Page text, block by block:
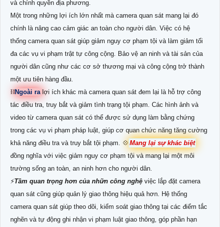
và chính quyền địa phương.
Một trong những lợi ích lớn nhất mà camera quan sát mang lại đó
chính là nâng cao cảm giác an toàn cho người dân. Việc có hệ
thống camera quan sát giúp giảm nguy cơ phạm tội và làm giảm tối
đa các vụ vi phạm trật tự công cộng. Bảo vệ an ninh và tài sản của
người dân cũng như các cơ sở thương mại và công cộng trở thành
một ưu tiên hàng đầu.
⛓Ngoài ra lợi ích khác mà camera quan sát đem lại là hỗ trợ công
tác điều tra, truy bắt và giảm tình trạng tội phạm. Các hình ảnh và
video từ camera quan sát có thể được sử dụng làm bằng chứng
trong các vụ vi phạm pháp luật, giúp cơ quan chức năng tăng cường
khả năng điều tra và truy bắt tội phạm. 💠 Mang lại sự khác biệt
đồng nghĩa với việc giảm nguy cơ phạm tội và mang lại một môi
trường sống an toàn, an ninh hơn cho người dân.
️⚡Tầm quan trọng hơn của nhữn công nghệ việc lắp đặt camera
quan sát cũng giúp quản lý giao thông hiệu quả hơn. Hệ thống
camera quan sát giúp theo dõi, kiểm soát giao thông tại các điểm tắc
nghẽn và tự động ghi nhận vi phạm luật giao thông, góp phần hạn